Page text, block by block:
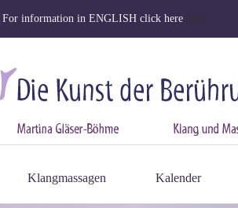
For information in ENGLISH click here
Klangmassagen Kalender